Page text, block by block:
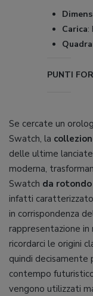
Carica:
PUNTI
Se cercate un
Swatch, la
delle ultime
moderna,
Swatch da
infatti
in corrispondenza
rappresentazione
ricordarci le origini
quindi
contempo
vengono utilizzati